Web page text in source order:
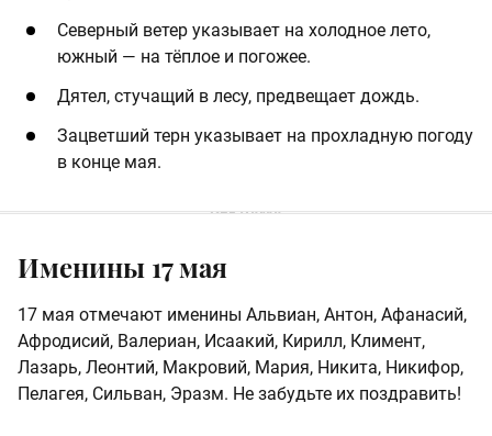
Северный ветер указывает на холодное лето,
южный — на тёплое и погожее.
Дятел, стучащий в лесу, предвещает дождь.
Зацветший терн указывает на прохладную погоду
в конце мая.
Именины 17 мая
17 мая отмечают именины Альвиан, Антон, Афанасий,
Афродисий, Валериан, Исаакий, Кирилл, Климент,
Лазарь, Леонтий, Макровий, Мария, Никита, Никифор,
Пелагея, Сильван, Эразм. Не забудьте их поздравить!